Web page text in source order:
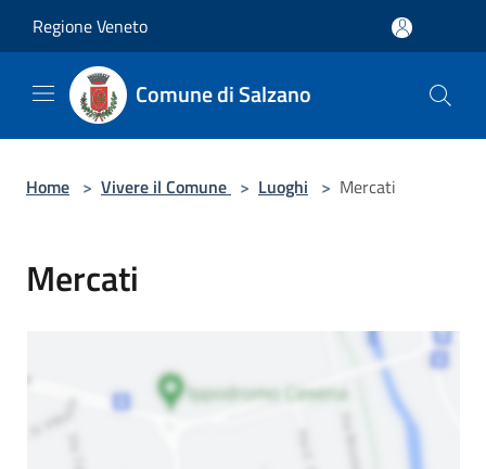
Regione Veneto
Comune di Salzano
Home > Vivere il Comune > Luoghi > Mercati
Mercati